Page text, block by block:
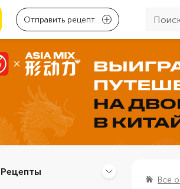
Отправить рецепт
Рецепты
Все